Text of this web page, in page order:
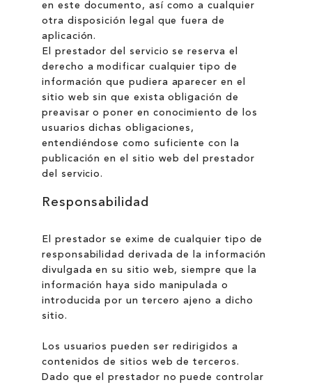
en este documento, así como a cualquier
otra disposición legal que fuera de
aplicación.
El prestador del servicio se reserva el
derecho a modificar cualquier tipo de
información que pudiera aparecer en el
sitio web sin que exista obligación de
preavisar o poner en conocimiento de los
usuarios dichas obligaciones,
entendiéndose como suficiente con la
publicación en el sitio web del prestador
del servicio.
Responsabilidad
El prestador se exime de cualquier tipo de
responsabilidad derivada de la información
divulgada en su sitio web, siempre que la
información haya sido manipulada o
introducida por un tercero ajeno a dicho
sitio.
Los usuarios pueden ser redirigidos a
contenidos de sitios web de terceros.
Dado que el prestador no puede controlar